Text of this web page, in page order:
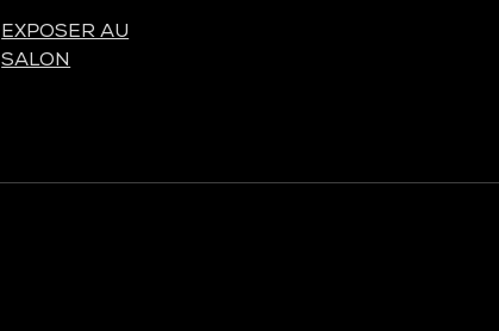
EXPOSER AU
SALON